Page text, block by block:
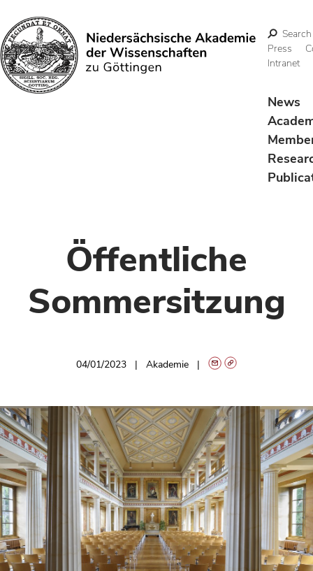
Search
Search
Press
Intranet
News
Öffentliche
Sommersitzung
04/01/2023 Akademie